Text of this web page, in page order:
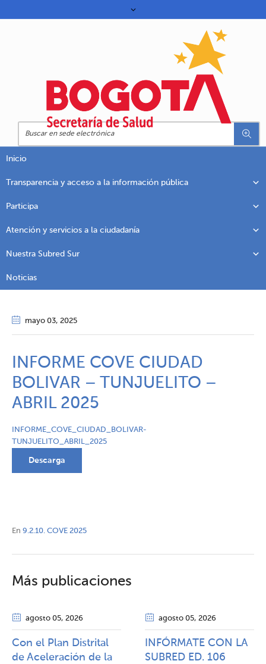
Inicio
Transparencia y acceso a la información pública
Participa
Atención y servicios a la ciudadanía
Nuestra Subred Sur
Noticias
mayo 03, 2025
INFORME COVE CIUDAD
BOLIVAR – TUNJUELITO –
ABRIL 2025
INFORME_COVE_CIUDAD_BOLIVAR-
TUNJUELITO_ABRIL_2025
Descarga
En 9.2.10. COVE 2025
Más publicaciones
agosto 05, 2026
Con el Plan Distrital
de Aceleración de la
agosto 05, 2026
INFÓRMATE CON LA
SUBRED ED. 106